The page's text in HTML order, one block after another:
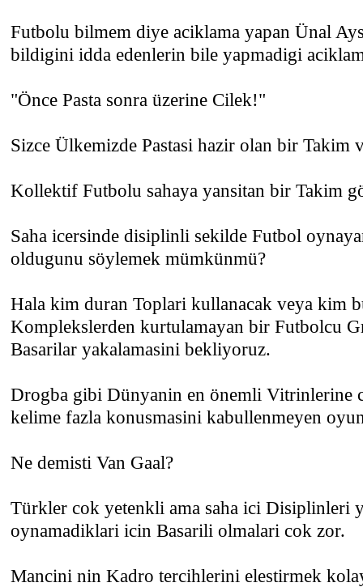
Futbolu bilmem diye aciklama yapan Ünal
bildigini idda edenlerin bile yapmadigi
"Önce Pasta sonra üzerine Cilek!"
Sizce Ülkemizde Pastasi hazir olan bir Takim
Kollektif Futbolu sahaya yansitan bir Takim
Saha icersinde disiplinli sekilde Futbol
oldugunu söylemek mümkünmü?
Hala kim duran Toplari kullanacak veya kim
Komplekslerden kurtulamayan bir Futbolcu
Basarilar yakalamasini bekliyoruz.
Drogba gibi Dünyanin en önemli Vitrinlerine
kelime fazla konusmasini kabullenmeyen
Ne demisti Van Gaal?
Türkler cok yetenkli ama saha ici Disiplinleri
oynamadiklari icin Basarili olmalari cok zor.
Mancini nin Kadro tercihlerini elestirmek